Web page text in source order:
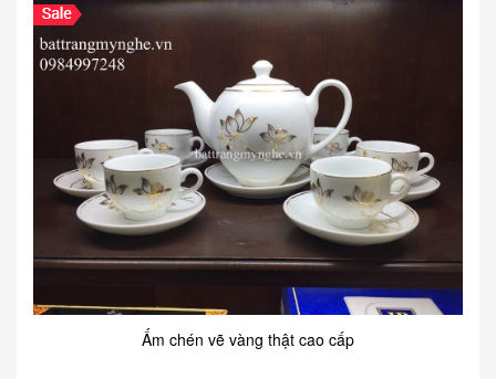
Ấm chén vẽ vàng thật cao cấp